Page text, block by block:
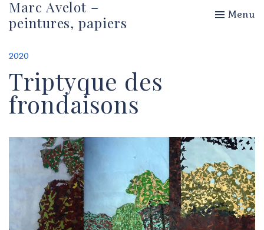
Marc Avelot –
peintures, papiers
Menu
2020
Triptyque des
frondaisons